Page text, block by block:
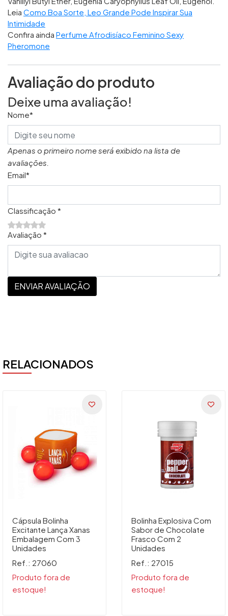
Leia Como Boa Sorte, Leo Grande Pode Inspirar Sua
Intimidade
Confira ainda Perfume Afrodisíaco Feminino Sexy
Pheromone
Avaliação do produto
Deixe uma avaliação!
Nome*
Apenas o primeiro nome será exibido na lista de
avaliações.
Email*
Classificação *
Avaliação *
ENVIAR AVALIAÇÃO
RELACIONADOS
Cápsula Bolinha
Excitante Lança Xanas
Embalagem Com 3
Unidades
Ref.: 27060
Produto fora de
estoque!
Bolinha Explosiva Com
Sabor de Chocolate
Frasco Com 2
Unidades
Ref.: 27015
Produto fora de
estoque!